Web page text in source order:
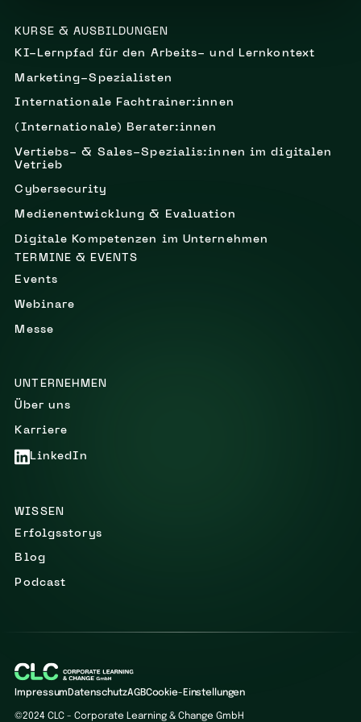
KURSE & AUSBILDUNGEN
KI-Lernpfad für den Arbeits- und Lernkontext
Marketing-Spezialisten
Internationale Fachtrainer:innen
(Internationale) Berater:innen
Vertiebs- & Sales-Spezialis:innen im digitalen
Vetrieb
Cybersecurity
Medienentwicklung & Evaluation
Digitale Kompetenzen im Unternehmen
TERMINE & EVENTS
Events
Webinare
Messe
UNTERNEHMEN
Über uns
Karriere
LinkedIn
WISSEN
Erfolgsstorys
Blog
Podcast
Impressum DatenschutzAGBCookie-Einstellungen
©2024 CLC - Corporate Learning & Change GmbH